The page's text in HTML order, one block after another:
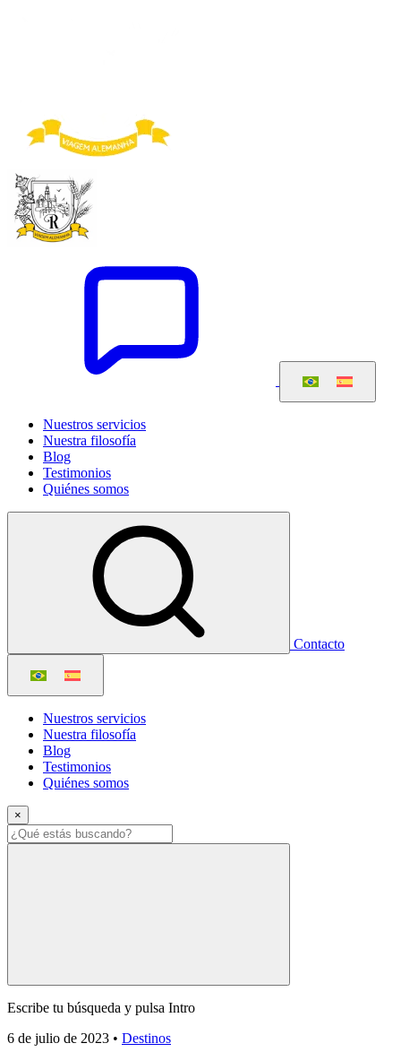
Nuestros servicios
Nuestra filosofía
Blog
Testimonios
Quiénes somos
Contacto
Nuestros servicios
Nuestra filosofía
Blog
Testimonios
Quiénes somos
×
Escribe tu búsqueda y pulsa Intro
6 de julio de 2023 • Destinos